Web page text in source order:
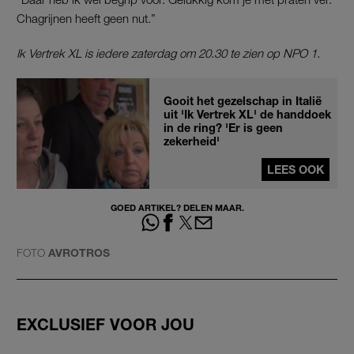
Chagrijnen heeft geen nut.”
Ik Vertrek XL is iedere zaterdag om 20.30 te zien op NPO 1.
Gooit het gezelschap in Italië
uit 'Ik Vertrek XL' de handdoek
in de ring? 'Er is geen
zekerheid'
LEES OOK
GOED ARTIKEL? DELEN MAAR.
FOTO AVROTROS
EXCLUSIEF VOOR JOU